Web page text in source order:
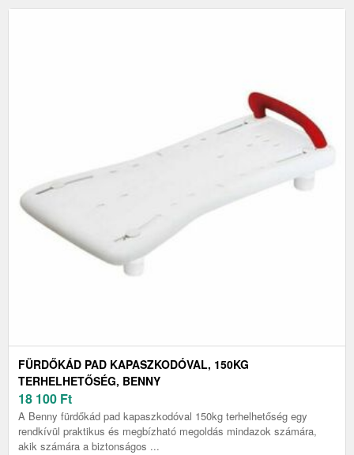
FÜRDŐKÁD PAD KAPASZKODÓVAL, 150KG
TERHELHETŐSÉG, BENNY
18 100 Ft
A Benny fürdőkád pad kapaszkodóval 150kg terhelhetőség egy
rendkívül praktikus és megbízható megoldás mindazok számára,
akik számára a biztonságos ...